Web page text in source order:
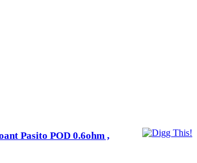
Pasito POD 0.6ohm ,